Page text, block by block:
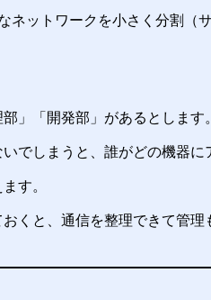
ネットワークを小さく分割（
」「開発部」があるとします。
でしまうと、誰がどの機器に
す。
くと、通信を整理できて管理